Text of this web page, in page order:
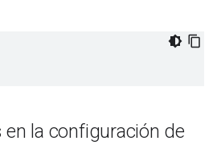
en la configuración de